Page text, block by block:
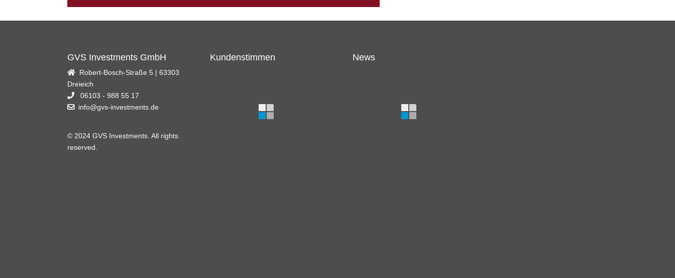
GVS Investments GmbH
Robert-Bosch-Straße 5 | 63303
Dreieich
06103 - 988 55 17
info@gvs-investments.de
© 2024 GVS Investments. All rights
reserved.
Kundenstimmen News